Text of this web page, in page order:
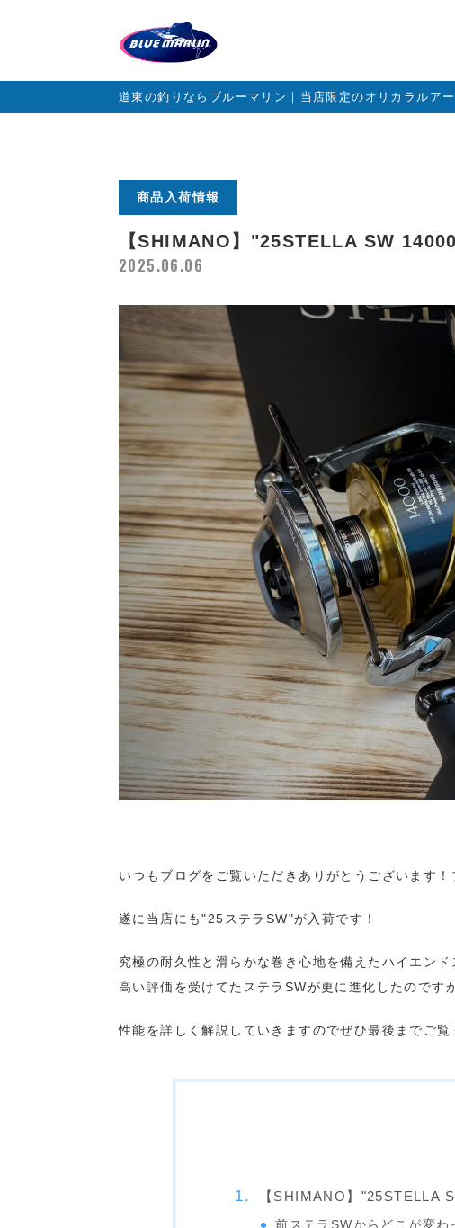
道東の釣りならブルーマリン｜当店限定のオリカラルア
商品入荷情報
【SHIMANO】"25STELLA SW
2025.06.06
いつもブログをご覧いただきありがとうございます！
遂に当店にも"25ステラSW"が入荷です！
究極の耐久性と滑らかな巻き心地を備えたハイエン
高い評価を受けてたステラSWが更に進化したのです
性能を詳しく解説していきますのでぜひ最後までご覧
【SHIMANO】"25STELLA
前ステラSWからどこが変わ